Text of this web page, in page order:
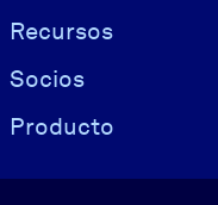
Recursos
Socios
Producto